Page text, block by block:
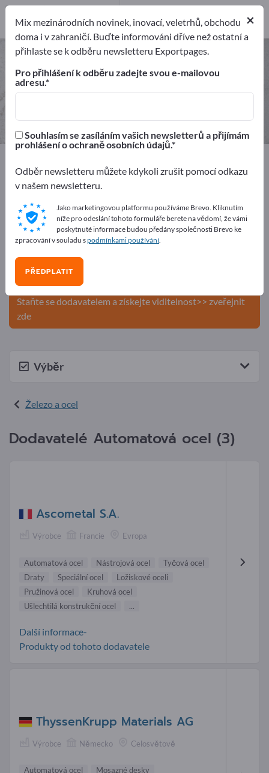
Automatová ocel – najděte
výrobce a dodavatele
3 3
3
Výrobci
Automatová ocel
Inzerujte zdarma na Exportpages!
Potřeby – Nabídky – Použité zboží – Obchodní kontakty
>> začněte zde
Zveřejněte svou společnost a své
produkty na Exportpages.
Staňte se dodavatelem a získejte viditelnost>> zveřejnit
zde
Výběr
Železo a ocel
Dodavatelé Automatová ocel (3)
Ascometal S.A.
Výrobce Francie Evropa
Automatová ocel Nástrojová ocel
Tyčová ocel
Draty
Speciální ocel
Ložiskové oceli
Pružinová ocel
Kruhová ocel
Ušlechtilá konstrukční ocel
...
Další informace-
Produkty od tohoto dodavatele
ThyssenKrupp Materials AG
Výrobce Německo Celosvětově
Automatová ocel
Mosazné desky
×
Mix mezinárodních novinek, inovací, veletrhů, obchodu
doma i v zahraničí. Buďte informováni dříve než ostatní a
přihlaste se k odběru newsletteru Exportpages.
Pro přihlášení k odběru zadejte svou e-mailovou
adresu.
Souhlasím se zasíláním vašich newsletterů a přijímám
prohlášení o ochraně osobních údajů.
Odběr newsletteru můžete kdykoli zrušit pomocí odkazu
v našem newsletteru.
Jako marketingovou platformu používáme Brevo. Kliknutím
níže pro odeslání tohoto formuláře berete na vědomí, že vámi
poskytnuté informace budou předány společnosti Brevo ke
zpracování v souladu spodmínkami používání.
PŘEDPLATIT